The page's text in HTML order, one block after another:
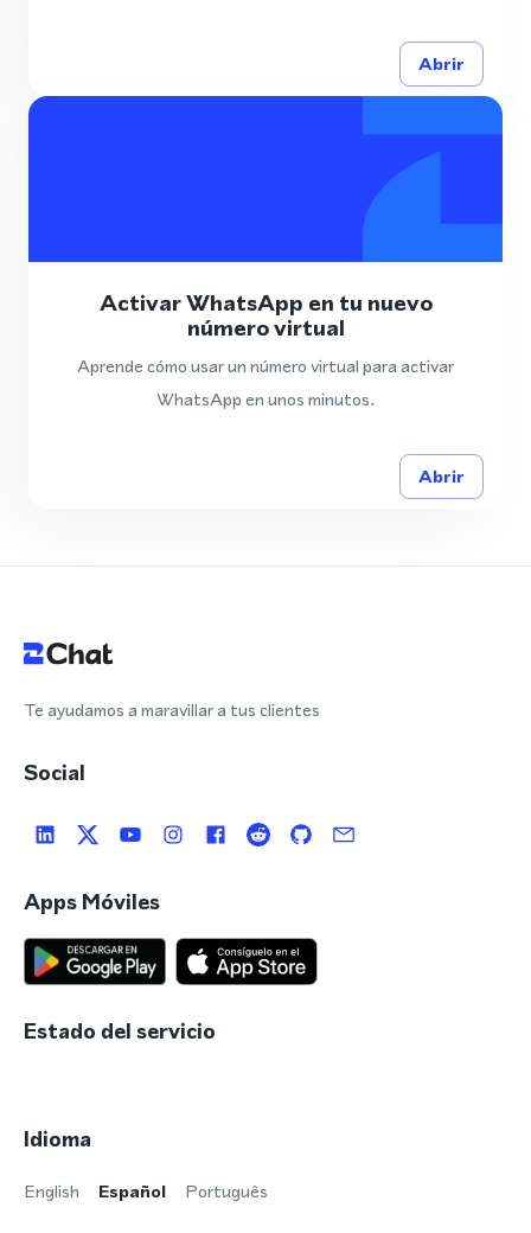
Abrir
Activar WhatsApp en tu nuevo
número virtual
Aprende cómo usar un número virtual para activar
WhatsApp en unos minutos.
Abrir
Te ayudamos a maravillar a tus clientes
Social
Apps Móviles
Estado del servicio
Idioma
English Español Português